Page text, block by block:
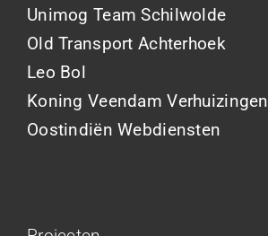
Unimog Team Schilwolde
Old Transport Achterhoek
Leo Bol
Koning Veendam Verhuizingen
Oostindiën Webdiensten